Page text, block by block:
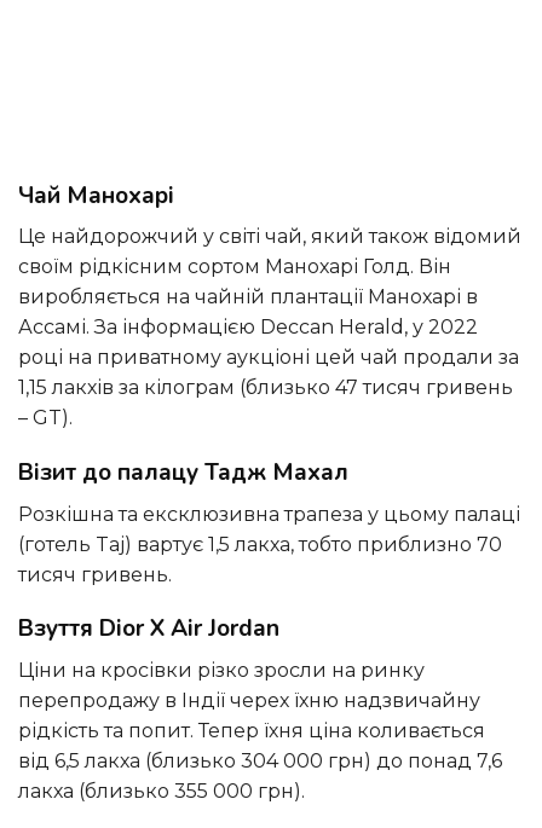
Чай Манохарі
Це найдорожчий у світі чай, який також відомий
своїм рідкісним сортом Манохарі Голд. Він
виробляється на чайній плантації Манохарі в
Ассамі. За інформацією Deccan Herald, у 2022
році на приватному аукціоні цей чай продали за
1,15 лакхів за кілограм (близько 47 тисяч гривень
– GT).
Візит до палацу Тадж Махал
Розкішна та ексклюзивна трапеза у цьому палаці
(готель Taj) вартує 1,5 лакха, тобто приблизно 70
тисяч гривень.
Взуття Dior X Air Jordan
Ціни на кросівки різко зросли на ринку
перепродажу в Індії черех їхню надзвичайну
рідкість та попит. Тепер їхня ціна коливається
від 6,5 лакха (близько 304 000 грн) до понад 7,6
лакха (близько 355 000 грн).